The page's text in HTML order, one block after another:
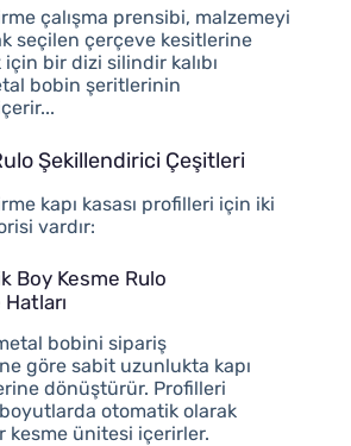
çalışma prensibi, malzemeyi
seçilen çerçeve kesitlerine
bir dizi silindir kalıbı
bobin şeritlerinin
Şekillendirici Çeşitleri
kapı kasası profilleri için iki
vardır:
Boy Kesme Rulo
bobini sipariş
göre sabit uzunlukta kapı
dönüştürür. Profilleri
otomatik olarak
kesme ünitesi içerirler.